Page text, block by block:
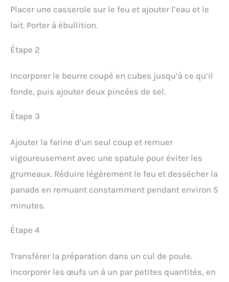
Placer une casserole sur le feu et ajouter l’eau et le
lait. Porter à ébullition.
Étape 2
Incorporer le beurre coupé en cubes jusqu’à ce qu’il
fonde, puis ajouter deux pincées de sel.
Étape 3
Ajouter la farine d’un seul coup et remuer
vigoureusement avec une spatule pour éviter les
grumeaux. Réduire légèrement le feu et dessécher la
panade en remuant constamment pendant environ 5
minutes.
Étape 4
Transférer la préparation dans un cul de poule.
Incorporer les œufs un à un par petites quantités, en